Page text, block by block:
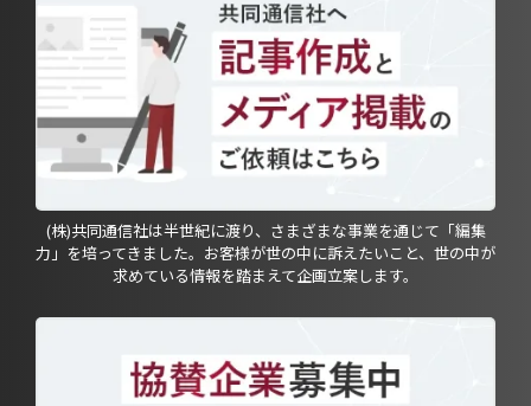
(株)共同通信社は半世紀に渡り、さまざまな事業を通じて「編集
力」を培ってきました。お客様が世の中に訴えたいこと、世の中が
求めている情報を踏まえて企画立案します。